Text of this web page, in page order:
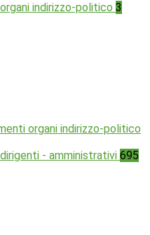
indirizzo-politico 3
organi indirizzo-politico
- amministrativi 695